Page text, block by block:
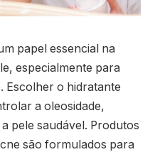
papel essencial na
especialmente para
Escolher o hidratante
a oleosidade,
pele saudável. Produtos
são formulados para